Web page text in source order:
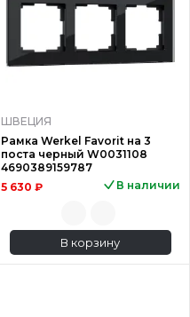
ШВЕЦИЯ
Рамка Werkel Favorit на 3
поста черный W0031108
4690389159787
5 630 ₽
В наличии
В корзину